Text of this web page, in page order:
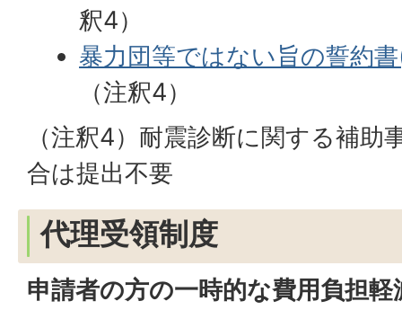
釈4）
暴力団等ではない旨の誓約
（注釈4）
（注釈4）耐震診断に関する補助
合は提出不要
代理受領制度
申請者の方の一時的な費用負担